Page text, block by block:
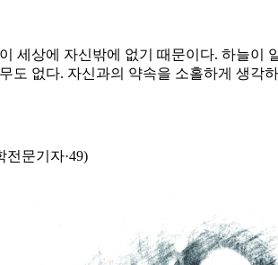
세상에 자신밖에 없기 때문이다. 하늘
도 없다. 자신과의 약속을 소홀하게 생
전문기자·49)